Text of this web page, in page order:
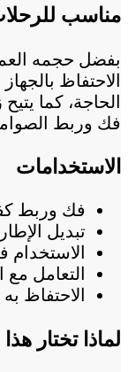
مناسب
بفضل حجمه
الاحتفاظ
الحاجة، كما يتيح
فك وربط
الاستخدامات
فك وربط
تبديل
التعامل
الاحتفاظ
لماذا تختار